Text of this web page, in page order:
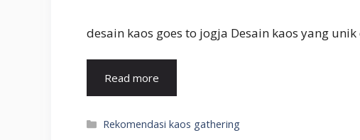
desain kaos goes to jogja Desain kaos yang
Read more
Kategori
Rekomendasi kaos gathering